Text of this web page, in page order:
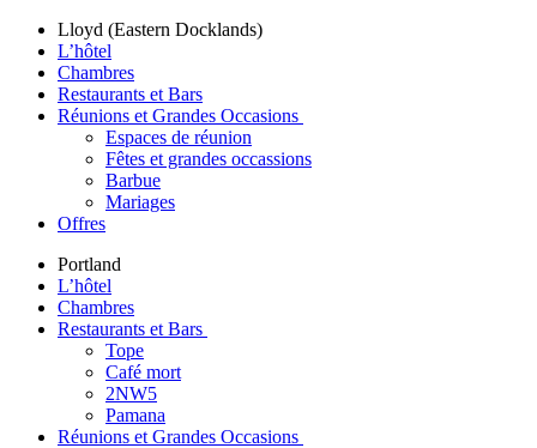
Lloyd (Eastern Docklands)
L’hôtel
Chambres
Restaurants et Bars
Réunions et Grandes Occasions
Espaces de réunion
Fêtes et grandes occassions
Barbue
Mariages
Offres
Portland
L’hôtel
Chambres
Restaurants et Bars
Tope
Café mort
2NW5
Pamana
Réunions et Grandes Occasions